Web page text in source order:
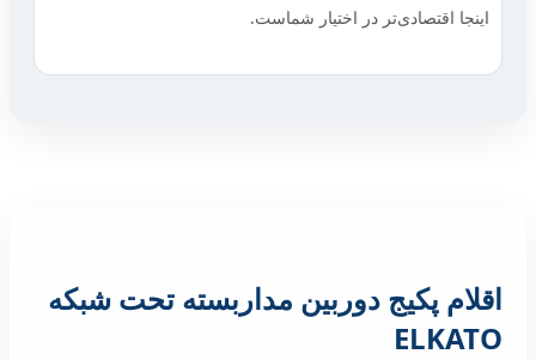
اینجا اقتصادی‌تر در اختیار شماست.
اقلام پکیج دوربین مداربسته تحت شبکه
ELKATO